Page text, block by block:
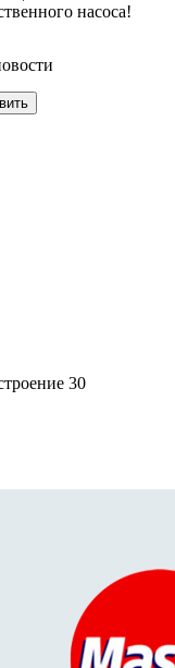
насоса!
30